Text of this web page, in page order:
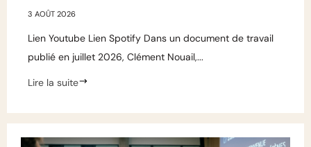
3 AOÛT 2026
Lien Youtube Lien Spotify Dans un document de travail
publié en juillet 2026, Clément Nouail,...
Lire la suite